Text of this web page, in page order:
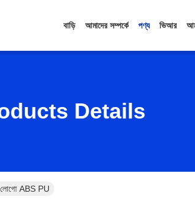
বাড়ি আমাদের সম্পর্কে পণ্য ভিআর
Details
লোগো ABS PU